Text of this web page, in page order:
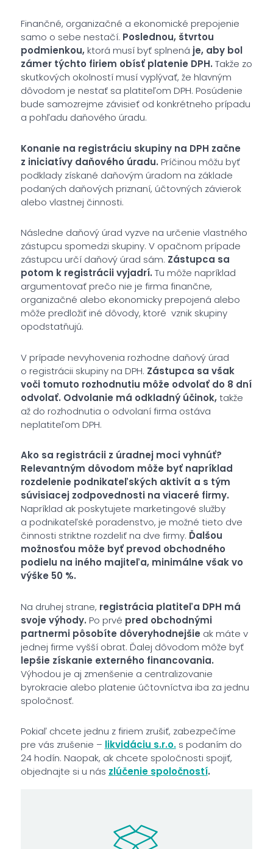
Finančné, organizačné a ekonomické prepojenie
samo o sebe nestačí. Poslednou, štvrtou
podmienkou,ktorá musí byť splnená je, aby bol
zámer týchto firiem obísť platenie DPH. Takže zo
skutkových okolností musí vyplývať, že hlavným
dôvodom je nestať sa platiteľom DPH. Posúdenie
bude samozrejme závisieť od konkrétneho prípadu
a pohľadu daňového úradu.
Konanie na registráciu skupiny na DPH začne
z iniciatívy daňového úradu. Príčinou môžu byť
podklady získané daňovým úradom na základe
podaných daňových priznaní, účtovných závierok
alebo vlastnej činnosti.
Následne daňový úrad vyzve na určenie vlastného
zástupcu spomedzi skupiny. V opačnom prípade
zástupcu určí daňový úrad sám. Zástupca sa
potom k registrácii vyjadrí. Tu môže napríklad
argumentovať prečo nie je firma finančne,
organizačné alebo ekonomicky prepojená alebo
môže predložiť iné dôvody, ktoré vznik skupiny
opodstatňujú.
V prípade nevyhovenia rozhodne daňový úrad
o registrácii skupiny na DPH. Zástupca sa však
voči tomuto rozhodnutiu môže odvolať do 8 dní
odvolať. Odvolanie má odkladný účinok,takže
až do rozhodnutia o odvolaní firma ostáva
neplatiteľom DPH.
Ako sa registrácii z úradnej moci vyhnúť?
Relevantným dôvodom môže byť napríklad
rozdelenie podnikateľských aktivít a s tým
súvisiacej zodpovednosti na viaceré firmy.
Napríklad ak poskytujete marketingové služby
a podnikateľské poradenstvo, je možné tieto dve
činnosti striktne rozdeliť na dve firmy. Ďalšou
možnosťou môže byť prevod obchodného
podielu na iného majiteľa, minimálne však vo
výške 50 %.
Na druhej strane, registrácia platiteľa DPH má
svoje výhody. Po prvé pred obchodnými
partnermi pôsobíte dôveryhodnejšie ak máte v
jednej firme vyšší obrat. Ďalej dôvodom môže byť
lepšie získanie externého financovania.
Výhodou je aj zmenšenie a centralizovanie
byrokracie alebo platenie účtovníctva iba za jednu
spoločnosť.
Pokiaľ chcete jednu z firiem zrušiť, zabezpečíme
pre vás zrušenie – likvidáciu s.r.o.s podaním do
24 hodín. Naopak, ak chcete spoločnosti spojiť,
objednajte si u nás zlúčenie spoločností.